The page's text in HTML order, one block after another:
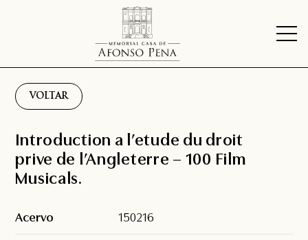
VOLTAR
Introduction a l’etude du droit
prive de l’Angleterre – 100 Film
Musicals.
Acervo 150216